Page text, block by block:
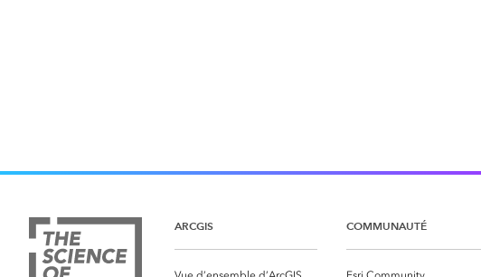
ARCGIS COMMUNAUTÉ